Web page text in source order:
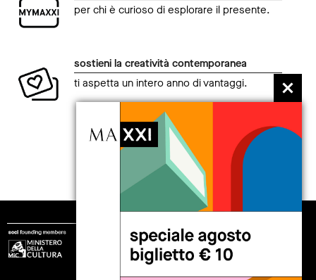
per chi è curioso di esplorare il presente.
sostieni la creatività contemporanea
ti aspetta un intero anno di vantaggi.